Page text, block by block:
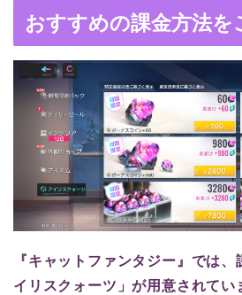
おすすめの課金方法を
『キャットファンタジー』では
イリスクォーツ」が用意されてい